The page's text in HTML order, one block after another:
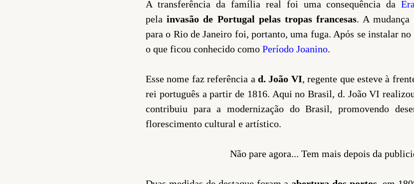
A transferência da família real foi uma consequência da
pela invasão de Portugal pelas tropas francesas. A
para o Rio de Janeiro foi, portanto, uma fuga. Após se instalar
o que ficou conhecido como Período Joanino.
Esse nome faz referência a d. João VI, regente que esteve à
rei português a partir de 1816. Aqui no Brasil, d. João VI
contribuiu para a modernização do Brasil, promovendo
florescimento cultural e artístico.
Não pare agora... Tem mais depois da